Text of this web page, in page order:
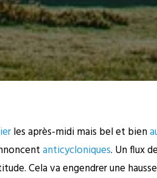
les après-midi mais bel et bien
anticycloniques. Un flux
Cela va engendrer une